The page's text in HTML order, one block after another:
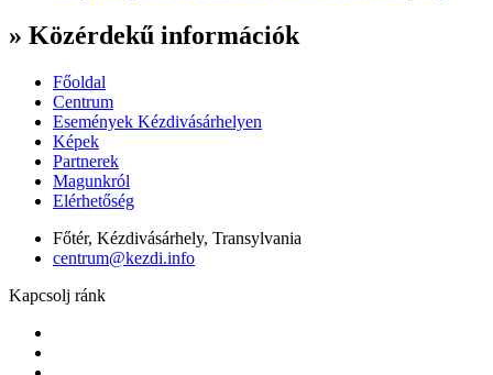
» Közérdekű információk
Főoldal
Centrum
Események Kézdivásárhelyen
Képek
Partnerek
Magunkról
Elérhetőség
Főtér, Kézdivásárhely, Transylvania
centrum@kezdi.info
Kapcsolj ránk